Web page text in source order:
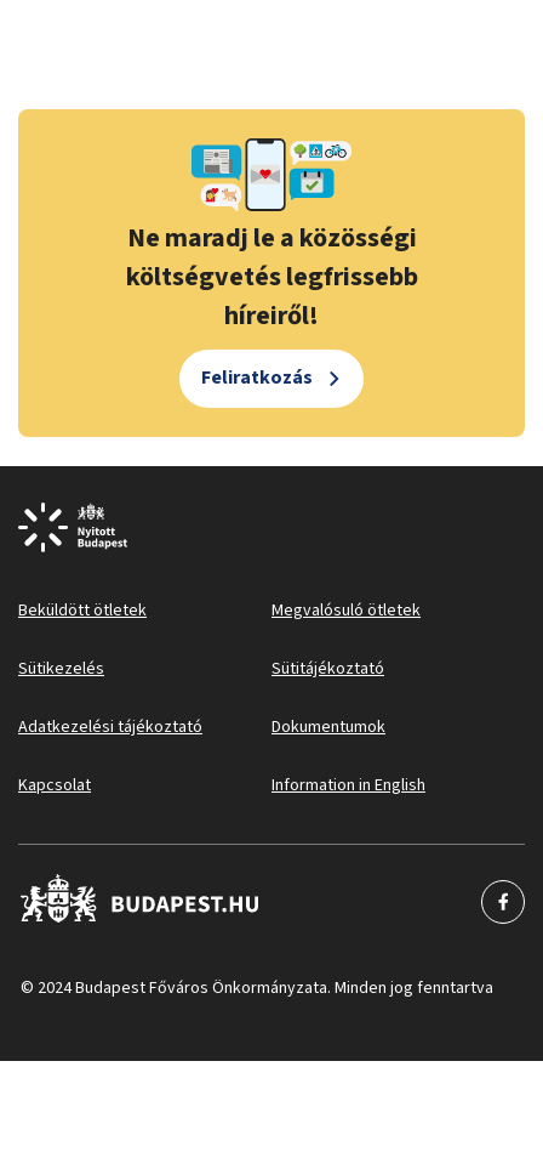
Ne maradj le a közösségi
költségvetés legfrissebb
híreiről!
Feliratkozás
Beküldött ötletek Megvalósuló ötletek
Sütikezelés Sütitájékoztató
Adatkezelési tájékoztató Dokumentumok
Kapcsolat Information in English
© 2024 Budapest Főváros Önkormányzata. Minden jog fenntartva